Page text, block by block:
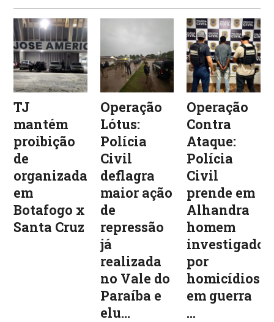
TJ
mantém
proibição
de
organizadas
em
Botafogo x
Santa Cruz
Operação
Lótus:
Polícia
Civil
deflagra
maior ação
de
repressão
já
realizada
no Vale do
Paraíba e
elu...
Operação
Contra
Ataque:
Polícia
Civil
prende em
Alhandra
homem
investigado
por
homicídios
em guerra
...